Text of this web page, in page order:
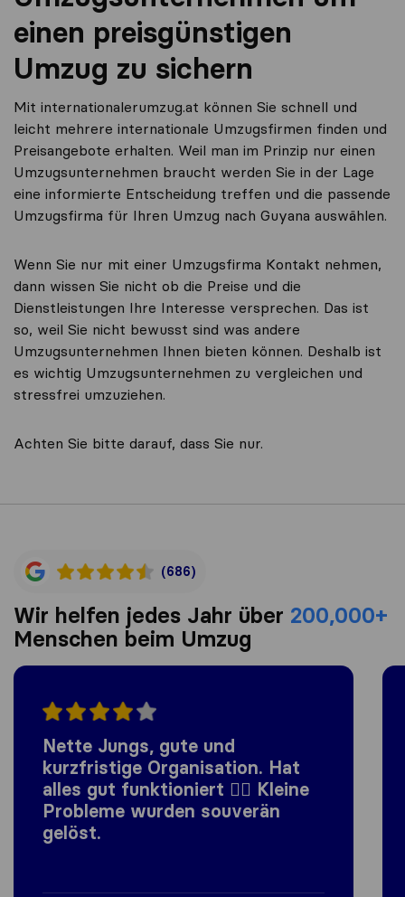
einen preisgünstigen
Umzug zu sichern
Mit internationalerumzug.at können Sie schnell und
leicht mehrere internationale Umzugsfirmen finden und
Preisangebote erhalten. Weil man im Prinzip nur einen
Umzugsunternehmen braucht werden Sie in der Lage
eine informierte Entscheidung treffen und die passende
Umzugsfirma für Ihren Umzug nach Guyana auswählen.
Wenn Sie nur mit einer Umzugsfirma Kontakt nehmen,
dann wissen Sie nicht ob die Preise und die
Dienstleistungen Ihre Interesse versprechen. Das ist
so, weil Sie nicht bewusst sind was andere
Umzugsunternehmen Ihnen bieten können. Deshalb ist
es wichtig Umzugsunternehmen zu vergleichen und
stressfrei umzuziehen.
Achten Sie bitte darauf, dass Sie nur.
(686)
Wir helfen jedes Jahr über 200,000+
Menschen beim Umzug
Nette Jungs, gute und
kurzfristige Organisation. Hat
alles gut funktioniert 👍🏼 Kleine
Probleme wurden souverän
gelöst.